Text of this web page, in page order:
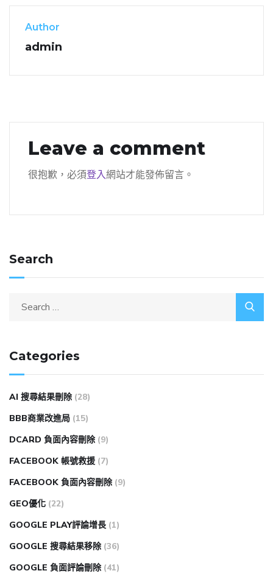
Author
admin
Leave a comment
很抱歉，必須登入網站才能發佈留言。
Search
Categories
AI 搜尋結果刪除 (28)
BBB商業改進局 (15)
DCARD 負面內容刪除 (9)
FACEBOOK 帳號救援 (7)
FACEBOOK 負面內容刪除 (9)
GEO優化 (22)
GOOGLE PLAY評論增長 (1)
GOOGLE 搜尋結果移除 (36)
GOOGLE 負面評論刪除 (41)